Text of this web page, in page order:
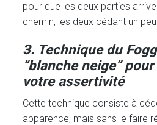
pour que les deux parties
chemin, les deux cédant un
3. Technique du
“blanche neige”
votre assertivité
Cette technique consiste à
apparence, mais sans le faire